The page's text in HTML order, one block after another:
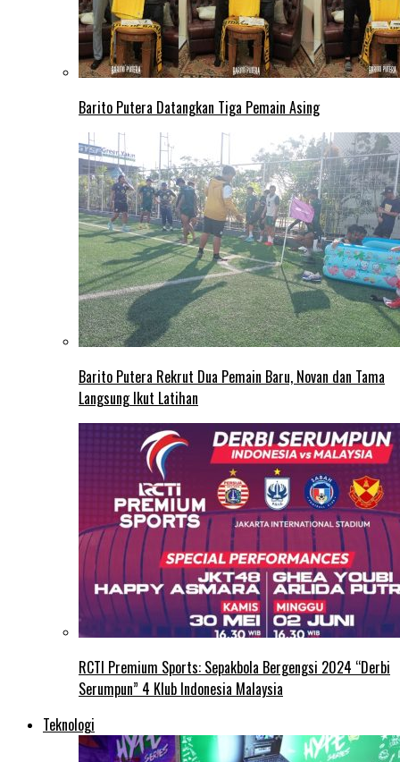
Barito Putera Datangkan Tiga Pemain Asing
Barito Putera Rekrut Dua Pemain Baru, Novan dan Tama
Langsung Ikut Latihan
RCTI Premium Sports: Sepakbola Bergengsi 2024 “Derbi
Serumpun” 4 Klub Indonesia Malaysia
Teknologi